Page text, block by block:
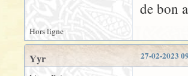
de bon
Hors ligne
27-02-2023
Yyr